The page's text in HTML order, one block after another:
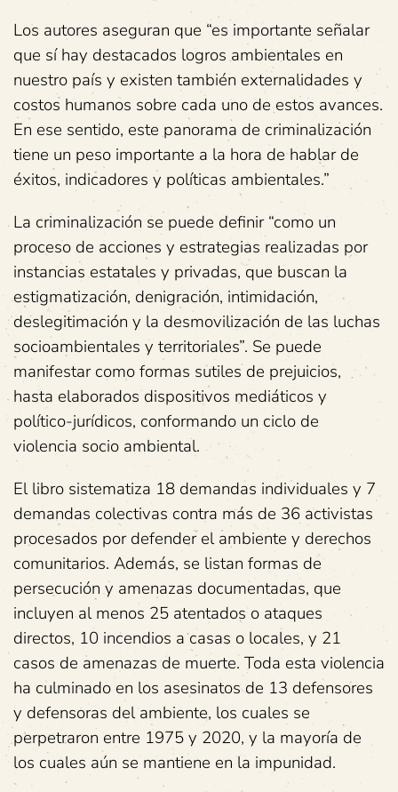
Los autores aseguran que “es importante señalar
que sí hay destacados logros ambientales en
nuestro país y existen también externalidades y
costos humanos sobre cada uno de estos avances.
En ese sentido, este panorama de criminalización
tiene un peso importante a la hora de hablar de
éxitos, indicadores y políticas ambientales.”
La criminalización se puede definir “como un
proceso de acciones y estrategias realizadas por
instancias estatales y privadas, que buscan la
estigmatización, denigración, intimidación,
deslegitimación y la desmovilización de las luchas
socioambientales y territoriales”. Se puede
manifestar como formas sutiles de prejuicios,
hasta elaborados dispositivos mediáticos y
político-jurídicos, conformando un ciclo de
violencia socio ambiental.
El libro sistematiza 18 demandas individuales y 7
demandas colectivas contra más de 36 activistas
procesados por defender el ambiente y derechos
comunitarios. Además, se listan formas de
persecución y amenazas documentadas, que
incluyen al menos 25 atentados o ataques
directos, 10 incendios a casas o locales, y 21
casos de amenazas de muerte. Toda esta violencia
ha culminado en los asesinatos de 13 defensores
y defensoras del ambiente, los cuales se
perpetraron entre 1975 y 2020, y la mayoría de
los cuales aún se mantiene en la impunidad.